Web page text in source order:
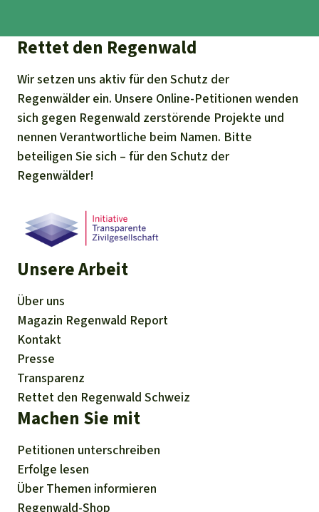
Rettet den Regenwald
Wir setzen uns aktiv für den Schutz der
Regenwälder ein. Unsere Online-Petitionen wenden
sich gegen Regenwald zerstörende Projekte und
nennen Verantwortliche beim Namen. Bitte
beteiligen Sie sich – für den Schutz der
Regenwälder!
Unsere Arbeit
Über uns
Magazin Regenwald Report
Kontakt
Presse
Transparenz
Rettet den Regenwald Schweiz
Machen Sie mit
Petitionen unterschreiben
Erfolge lesen
Über Themen informieren
Regenwald-Shop